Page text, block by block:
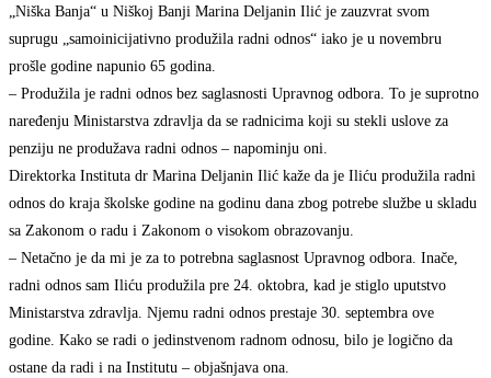
„Niška Banja“ u Niškoj Banji Marina Deljanin Ilić je zauzvrat svom
suprugu „samoinicijativno produžila radni odnos“ iako je u novembru
prošle godine napunio 65 godina.
– Produžila je radni odnos bez saglasnosti Upravnog odbora. To je suprotno
naređenju Ministarstva zdravlja da se radnicima koji su stekli uslove za
penziju ne produžava radni odnos – napominju oni.
Direktorka Instituta dr Marina Deljanin Ilić kaže da je Iliću produžila radni
odnos do kraja školske godine na godinu dana zbog potrebe službe u skladu
sa Zakonom o radu i Zakonom o visokom obrazovanju.
– Netačno je da mi je za to potrebna saglasnost Upravnog odbora. Inače,
radni odnos sam Iliću produžila pre 24. oktobra, kad je stiglo uputstvo
Ministarstva zdravlja. Njemu radni odnos prestaje 30. septembra ove
godine. Kako se radi o jedinstvenom radnom odnosu, bilo je logično da
ostane da radi i na Institutu – objašnjava ona.